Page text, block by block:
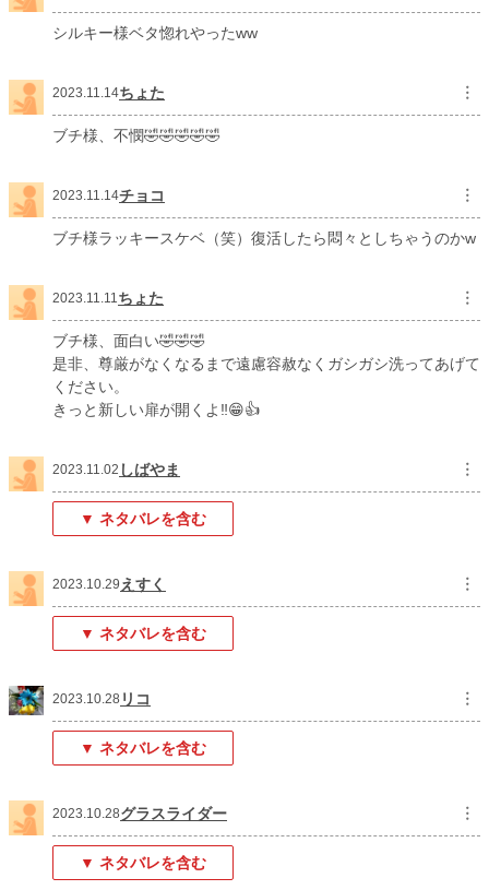
シルキー様ベタ惚れやったww
2023.11.14ちょた ︙
ブチ様、不憫🤣🤣🤣🤣🤣
2023.11.14チョコ ︙
ブチ様ラッキースケベ（笑）復活したら悶々としちゃうのかw
2023.11.11ちょた ︙
ブチ様、面白い🤣🤣🤣
是非、尊厳がなくなるまで遠慮容赦なくガシガシ洗ってあげて
ください。
きっと新しい扉が開くよ‼️😁👍
2023.11.02 しばやま ︙
▼ ネタバレを含む
2023.10.29 えすく ︙
▼ ネタバレを含む
2023.10.28 リコ ︙
▼ ネタバレを含む
2023.10.28グラスライダー ︙
▼ ネタバレを含む